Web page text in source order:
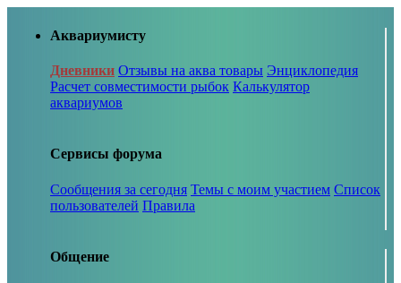
Аквариумисту
Дневники Отзывы на аква товары Энциклопедия
Расчет совместимости рыбок Калькулятор
аквариумов
Сервисы форума
Сообщения за сегодня Темы с моим участием Список
пользователей Правила
Общение